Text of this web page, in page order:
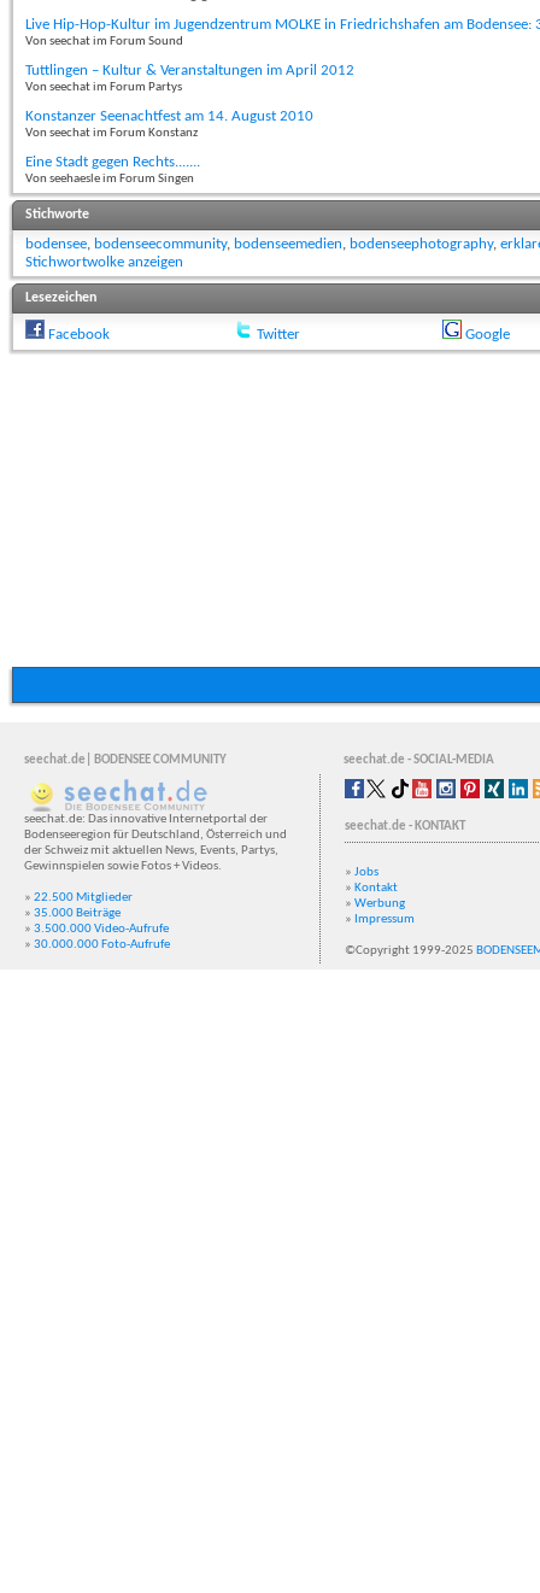
Live Hip-Hop-Kultur im Jugendzentrum MOLKE in Friedrichshafen am Bodensee:
Von seechat im Forum Sound
Tuttlingen – Kultur & Veranstaltungen im April 2012
Von seechat im Forum Partys
Konstanzer Seenachtfest am 14. August 2010
Von seechat im Forum Konstanz
Eine Stadt gegen Rechts.......
Von seehaesle im Forum Singen
Stichworte
bodensee, bodenseecommunity, bodenseemedien, bodenseephotography,
Stichwortwolke anzeigen
Lesezeichen
Facebook Twitter Google
seechat.de| BODENSEE COMMUNITY seechat.de - SOCIAL-MEDIA
seechat.de: Das innovative Internetportal der
Bodenseeregion für Deutschland, Österreich und
der Schweiz mit aktuellen News, Events, Partys,
Gewinnspielen sowie Fotos + Videos.
» 22.500 Mitglieder
» 35.000 Beiträge
» 3.500.000 Video-Aufrufe
» 30.000.000 Foto-Aufrufe
seechat.de - KONTAKT
» Jobs
» Kontakt
» Werbung
» Impressum
©Copyright 1999-2025